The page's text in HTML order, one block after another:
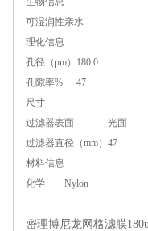
可湿润性亲水
理化信息
孔径（μm） 180.0
孔隙率%
47
尺寸
过滤器表面
光面
过滤器直径（mm） 47
材料信息
化学
Nylon
密理博尼龙网格滤膜